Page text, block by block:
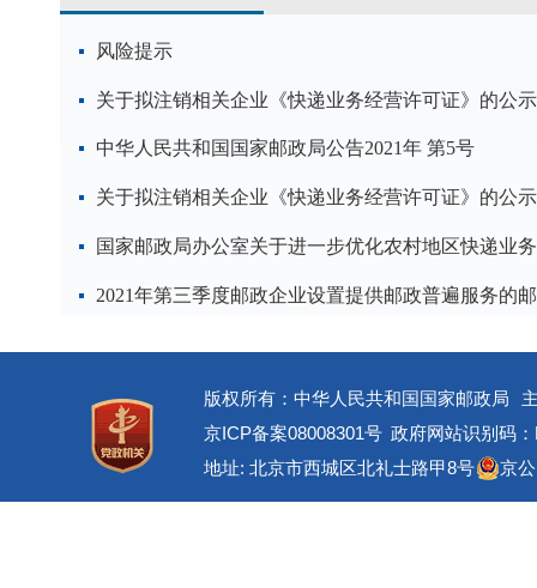
风险提示
关于拟注销相关企业《快递业务经营许可证》的公示
中华人民共和国国家邮政局公告2021年 第5号
关于拟注销相关企业《快递业务经营许可证》的公示
版权所有：中华人民共和国国家邮政局
京ICP备案08008301号 政府网站识别码
地址: 北京市西城区北礼士路甲8号
京